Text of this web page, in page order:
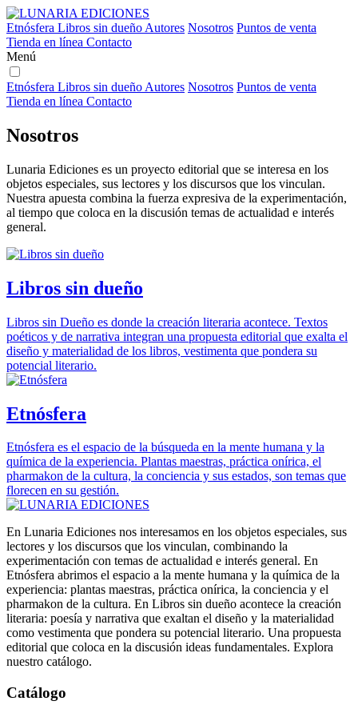
Etnósfera Libros sin dueño Autores Nosotros Puntos de venta
Tienda en línea Contacto
Menú
Etnósfera Libros sin dueño Autores Nosotros Puntos de venta
Tienda en línea Contacto
Nosotros
Lunaria Ediciones es un proyecto editorial que se interesa en los
objetos especiales, sus lectores y los discursos que los vinculan.
Nuestra apuesta combina la fuerza expresiva de la experimentación,
al tiempo que coloca en la discusión temas de actualidad e interés
general.
Libros sin dueño
Libros sin Dueño es donde la creación literaria acontece. Textos
poéticos y de narrativa integran una propuesta editorial que exalta el
diseño y materialidad de los libros, vestimenta que pondera su
potencial literario.
Etnósfera
Etnósfera es el espacio de la búsqueda en la mente humana y la
química de la experiencia. Plantas maestras, práctica onírica, el
pharmakon de la cultura, la conciencia y sus estados, son temas que
florecen en su gestión.
En Lunaria Ediciones nos interesamos en los objetos especiales, sus
lectores y los discursos que los vinculan, combinando la
experimentación con temas de actualidad e interés general. En
Etnósfera abrimos el espacio a la mente humana y la química de la
experiencia: plantas maestras, práctica onírica, la conciencia y el
pharmakon de la cultura. En Libros sin dueño acontece la creación
literaria: poesía y narrativa que exaltan el diseño y la materialidad
como vestimenta que pondera su potencial literario. Una propuesta
editorial que coloca en la discusión ideas fundamentales. Explora
nuestro catálogo.
Catálogo